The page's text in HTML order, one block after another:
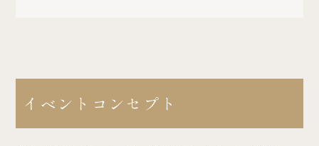
イベントコンセプト